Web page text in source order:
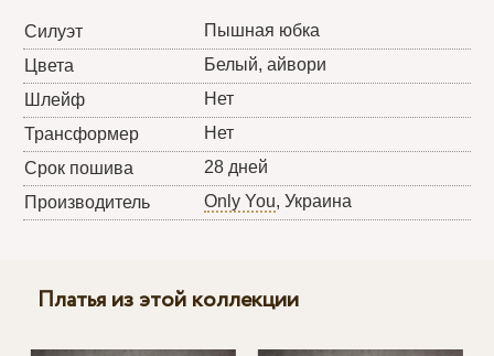
Силуэт
Пышная юбка
Цвета
Белый, айвори
Шлейф
Нет
Трансформер
Нет
Срок пошива
28 дней
Производитель
Only You, Украина
Платья из этой коллекции